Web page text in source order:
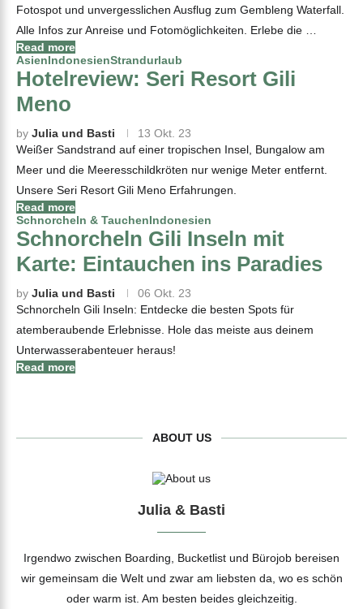
Fotospot und unvergesslichen Ausflug zum Gembleng Waterfall.
Alle Infos zur Anreise und Fotomöglichkeiten. Erlebe die …
Read more
AsienIndonesienStrandurlaub
Hotelreview: Seri Resort Gili
Meno
by Julia und Basti
13 Okt. 23
Weißer Sandstrand auf einer tropischen Insel, Bungalow am
Meer und die Meeresschildkröten nur wenige Meter entfernt.
Unsere Seri Resort Gili Meno Erfahrungen.
Read more
Schnorcheln & TauchenIndonesien
Schnorcheln Gili Inseln mit
Karte: Eintauchen ins Paradies
by Julia und Basti
06 Okt. 23
Schnorcheln Gili Inseln: Entdecke die besten Spots für
atemberaubende Erlebnisse. Hole das meiste aus deinem
Unterwasserabenteuer heraus!
Read more
ABOUT US
Julia & Basti
Irgendwo zwischen Boarding, Bucketlist und Bürojob bereisen
wir gemeinsam die Welt und zwar am liebsten da, wo es schön
oder warm ist. Am besten beides gleichzeitig.